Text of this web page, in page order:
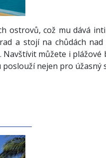
ostrovů, což mu dává
a stojí na chůdách nad
můžete i plážové
nejen pro úžasný